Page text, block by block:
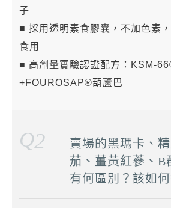
子
■ 採用透明素食膠囊，不加色素
食用
■ 高劑量實驗認證配方：KSM-
+FOUROSAP®葫蘆巴
Q2
賣場的黑瑪卡、
茄、薑黃紅蔘、B
有何區別？該如何